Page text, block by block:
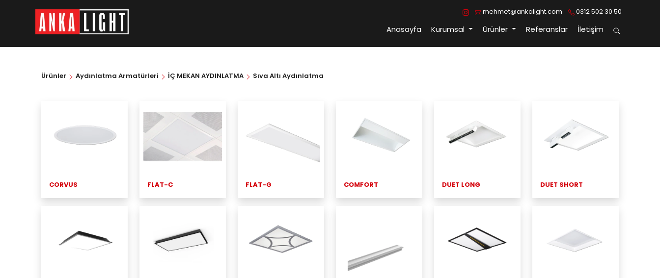
mehmet@ankalight.com 0312 502 30 50
Anasayfa Kurumsal Ürünler Referanslar İletişim
Ürünler Aydınlatma Armatürleri İÇ MEKAN AYDINLATMA Sıva Altı Aydınlatma
CORVUS FLAT-C FLAT-G COMFORT DUET LONG DUET SHORT